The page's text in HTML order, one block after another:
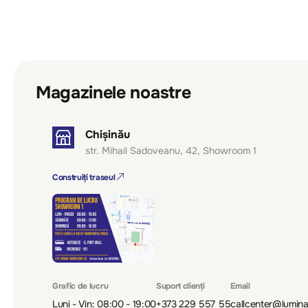
Magazinele noastre
Chișinău
str. Mihail Sadoveanu, 42, Showroom 1
Construiți traseul
Grafic de lucru
Luni - Vin: 08:00 - 19:00
Suport clienți
+373 229 557 55
Email